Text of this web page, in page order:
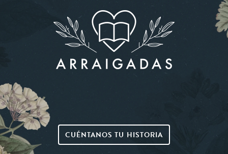
CUÉNTANOS TU HISTORIA